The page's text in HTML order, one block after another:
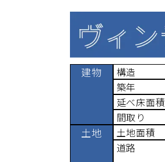
建物 構造
築年
延べ床面積
間取り
土地 土地面積
道路